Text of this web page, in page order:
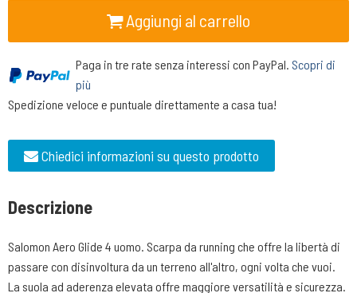
Aggiungi al carrello
Paga in tre rate senza interessi con PayPal. Scopri di
più
Spedizione veloce e puntuale direttamente a casa tua!
Chiedici informazioni su questo prodotto
Descrizione
Salomon Aero Glide 4 uomo. Scarpa da running che offre la libertà di
passare con disinvoltura da un terreno all'altro, ogni volta che vuoi.
La suola ad aderenza elevata offre maggiore versatilità e sicurezza.